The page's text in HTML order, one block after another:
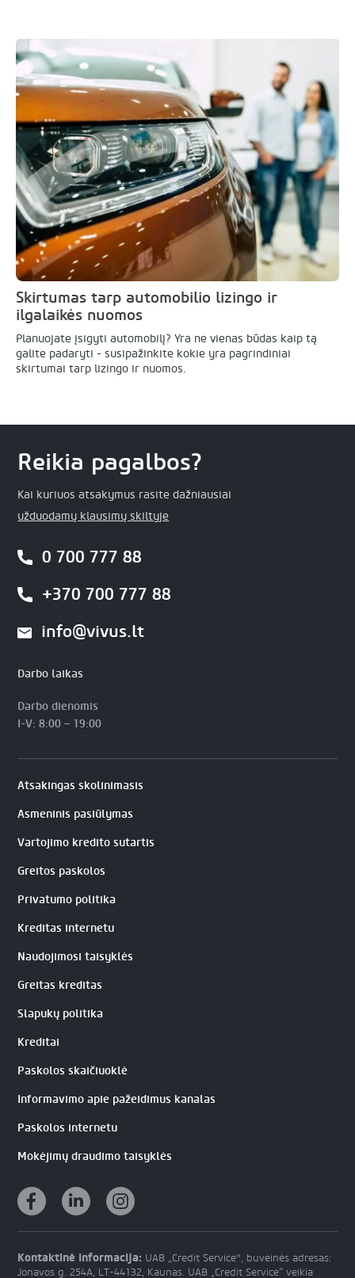
Skirtumas tarp automobilio lizingo ir
ilgalaikės nuomos
Planuojate įsigyti automobilį? Yra ne vienas būdas kaip tą
galite padaryti - susipažinkite kokie yra pagrindiniai
skirtumai tarp lizingo ir nuomos.
Reikia pagalbos?
Kai kuriuos atsakymus rasite dažniausiai
užduodamų klausimų skiltyje
0 700 777 88
+370 700 777 88
info@vivus.lt
Darbo laikas
Darbo dienomis
I-V: 8:00 – 19:00
Atsakingas skolinimasis
Asmeninis pasiūlymas
Vartojimo kredito sutartis
Greitos paskolos
Privatumo politika
Kreditas internetu
Naudojimosi taisyklės
Greitas kreditas
Slapukų politika
Kreditai
Paskolos skaičiuoklė
Informavimo apie pažeidimus kanalas
Paskolos internetu
Mokėjimų draudimo taisyklės
Kontaktinė informacija: UAB „Credit Service", buveinės adresas:
Jonavos g. 254A, LT-44132, Kaunas. UAB „Credit Service“ veikia